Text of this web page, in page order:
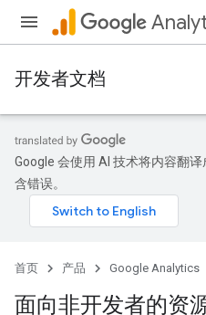
开发者文档
Google 会使用 AI 技术将内容翻
含错误。
首页 产品 Google Analytics
面向非开发者的资